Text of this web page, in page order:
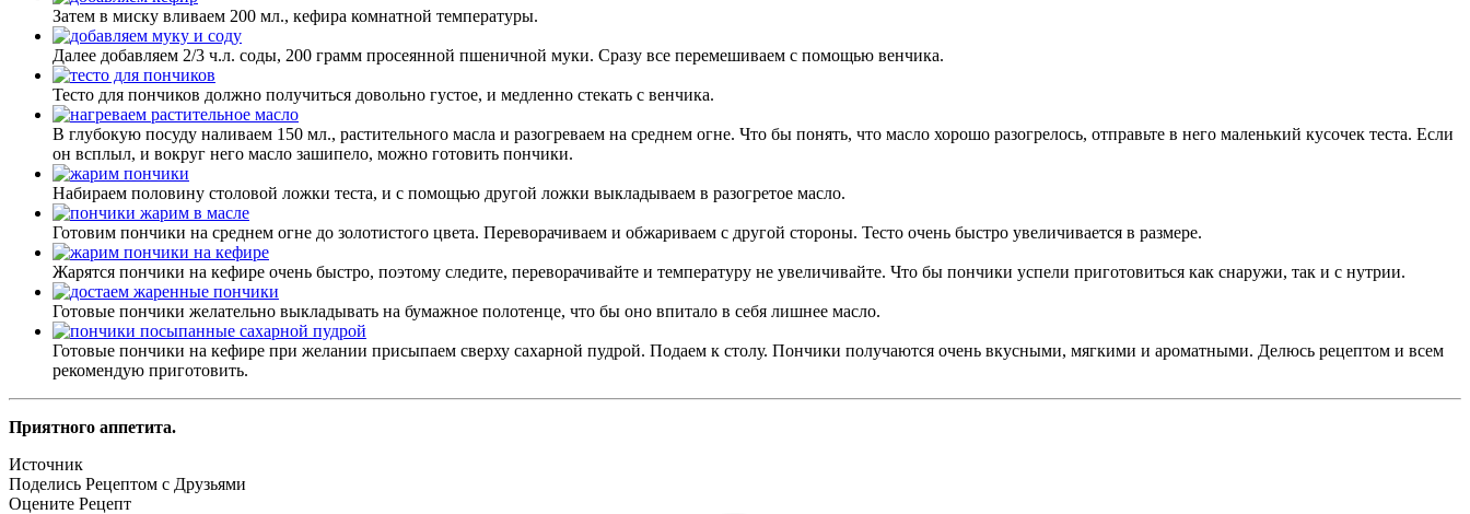
Затем в миску вливаем 200 мл., кефира комнатной температуры.
Далее добавляем 2/3 ч.л. соды, 200 грамм просеянной пшеничной муки. Сразу все перемешиваем с помощью венчика.
Тесто для пончиков должно получиться довольно густое, и медленно стекать с венчика.
В глубокую посуду наливаем 150 мл., растительного масла и разогреваем на среднем огне. Что бы понять, что масло хорошо разогрелось, отправьте в него маленький кусочек теста. Если
он всплыл, и вокруг него масло зашипело, можно готовить пончики.
Набираем половину столовой ложки теста, и с помощью другой ложки выкладываем в разогретое масло.
Готовим пончики на среднем огне до золотистого цвета. Переворачиваем и обжариваем с другой стороны. Тесто очень быстро увеличивается в размере.
Жарятся пончики на кефире очень быстро, поэтому следите, переворачивайте и температуру не увеличивайте. Что бы пончики успели приготовиться как снаружи, так и с нутрии.
Готовые пончики желательно выкладывать на бумажное полотенце, что бы оно впитало в себя лишнее масло.
Готовые пончики на кефире при желании присыпаем сверху сахарной пудрой. Подаем к столу. Пончики получаются очень вкусными, мягкими и ароматными. Делюсь рецептом и всем
рекомендую приготовить.
Приятного аппетита.
Источник
Поделись Рецептом с Друзьями
Оцените Рецепт